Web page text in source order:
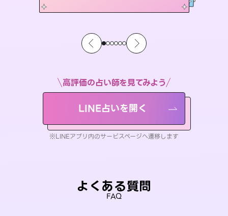
高評価の占い師を見てみよう
LINE占いを開く
※LINEアプリ内のサービスページへ遷移します
よくある質問
FAQ